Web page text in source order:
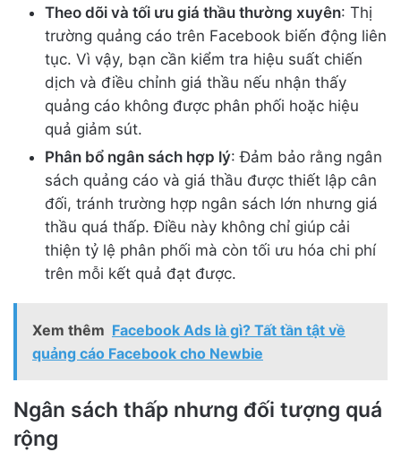
Theo dõi và tối ưu giá thầu thường xuyên: Thị
trường quảng cáo trên Facebook biến động liên
tục. Vì vậy, bạn cần kiểm tra hiệu suất chiến
dịch và điều chỉnh giá thầu nếu nhận thấy
quảng cáo không được phân phối hoặc hiệu
quả giảm sút.
Phân bổ ngân sách hợp lý: Đảm bảo rằng ngân
sách quảng cáo và giá thầu được thiết lập cân
đối, tránh trường hợp ngân sách lớn nhưng giá
thầu quá thấp. Điều này không chỉ giúp cải
thiện tỷ lệ phân phối mà còn tối ưu hóa chi phí
trên mỗi kết quả đạt được.
Xem thêm Facebook Ads là gì? Tất tần tật về
quảng cáo Facebook cho Newbie
Ngân sách thấp nhưng đối tượng quá
rộng